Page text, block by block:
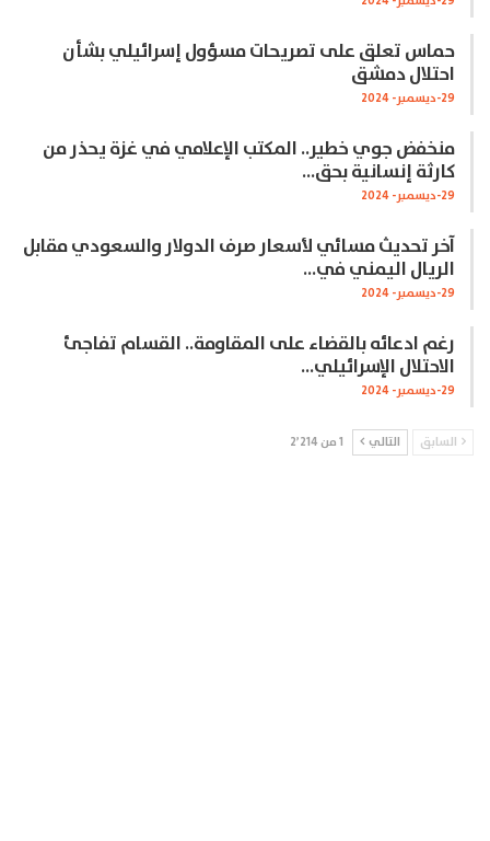
حماس تعلق على تصريحات مسؤول إسرائيلي بشأن
احتلال دمشق
29-ديسمبر- 2024
منخفض جوي خطير.. المكتب الإعلامي في غزة يحذر من
كارثة إنسانية بحق…
29-ديسمبر- 2024
آخر تحديث مسائي لأسعار صرف الدولار والسعودي مقابل
الريال اليمني في…
29-ديسمبر- 2024
رغم ادعائه بالقضاء على المقاومة.. القسام تفاجئ
الاحتلال الإسرائيلي…
29-ديسمبر- 2024
السابق التالي 1 من 2٬214